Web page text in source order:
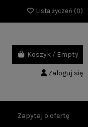
Lista życzeń (0)
Koszyk / Empty
Zaloguj się
Zapytaj o ofertę